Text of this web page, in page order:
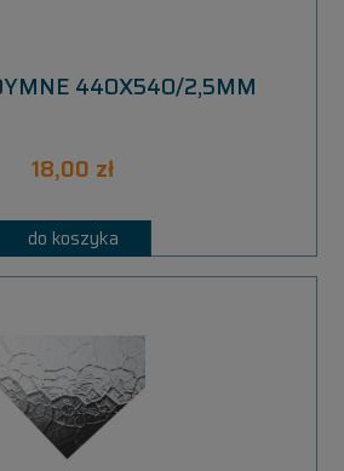
440X540/2,5MM
18,00 zł
do koszyka